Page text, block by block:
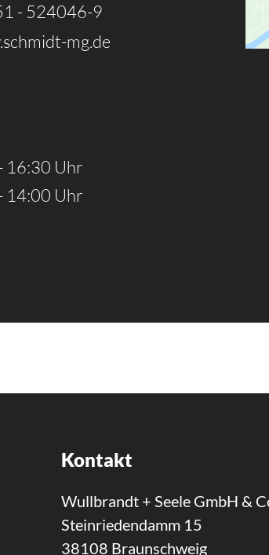
- 524046-9
mg.de
16:30 Uhr
14:00 Uhr
Kontakt
Wullbrandt + Seele GmbH &
Steinriedendamm 15
38108 Braunschweig